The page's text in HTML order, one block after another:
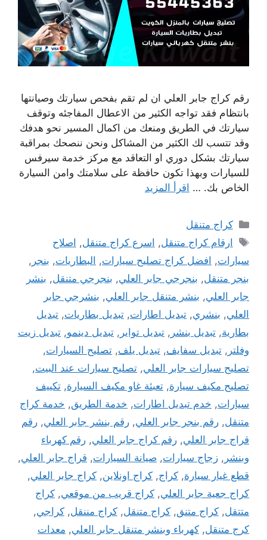
رقم كراج جابر العلي ان لم تقم بفحص سيارتك وصيانتها
بانتظام فقد تواجه الكثير من الاعطال المفاجئه وتوقف
سيارتك في الطريق ومنعك من اكمال المسير نحو هدفك
وقد تتسب لك الكثير من المشاكل ونحن ننصحك بمراقبة
سيارتك بشكل دوري او التعاقد مع مركز خدمة سيرفس
للسيارات وبهذا تكون حافظة على سلامتك وامن السيارة
الخاص بك. … اقرأ المزيد
التصنيفات
كراج متنقل
الوسوم
ارقام كراج متنقل, اسرع كراج متنقل, اصلاح
سيارات, افضل كراج تصليح سيارات, البطاريات, بنجر ,
بنجر متنقل, بنجرجي جابر العلي, بنجرجي متنقل, بنشر
جابر العلي, بنشر متنقل جابر العلي, بنشرجي جابر
العلي, بنشري, تبديل اطارات, تبديل بطاريات, تبديل
بطارية, تبديل بنشر , تبديل تواير , تبديل دينمو, تبديل زيت
وفلتر , تبديل سفايف, تبديل يلف, تصليح السيارات,
تصليح سيارات جابر العلي, تصليح سيارات عند البيت,
تصليح مكيف سيارة, تعبئة غاو مكيف السيارة, تكييف
سيارات, خدم تبديل اطارات, خدمة الطريق, خدمة كراج
متنقل, رقم بنجر جابر العلي, رقم بنشر جابر العلي, رقم
قراج جابر العلي, رقم كراج جابر العلي, رقم كهرباء
وبنشر , زجاج سيارات, صيانة السيارات, قراج جابر العلي,
قطع غيار سيارة, كراج, كراج اونلاين, كراج جابر العلي,
كراج جعية جابر العلي, كراج قريب من موقعي, كراج
متتقل, كراج متنق, كراج متنقل, كراج مننقل, كراجي,
كرج متنقل, كهرباء وبنشر متنقل جابر العلي, معدات